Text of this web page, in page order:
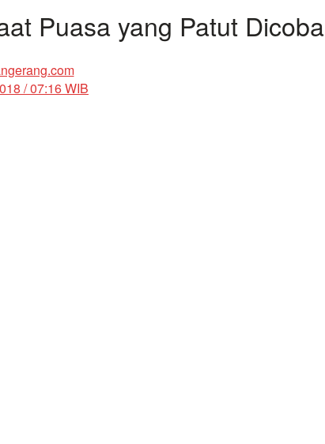
Puasa yang Patut Dicoba
/ 07:16 WIB